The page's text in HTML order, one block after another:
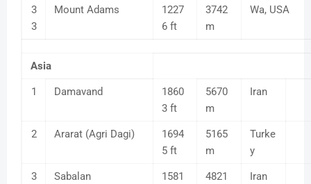
3
3
Mount Adams
1227
6 ft
3742
m
Wa, USA
Asia
1 Damavand
1860
3 ft
5670
m
Iran
2 Ararat (Agri Dagi)
1694
5 ft
5165
m
Turke
y
3 Sabalan
1581
4821
Iran